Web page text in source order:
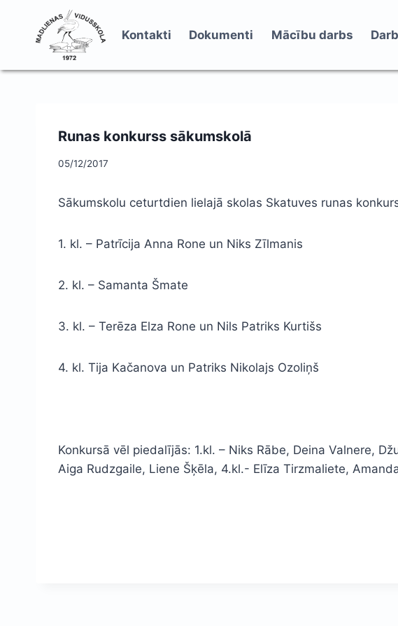
content
Kontakti Dokumenti Mācību darbs
Runas konkurss sākumskolā
05/12/2017
Sākumskolu ceturtdien lielajā skolas Skatuves runas
1. kl. – Patrīcija Anna Rone un Niks Zīlmanis
2. kl. – Samanta Šmate
3. kl. – Terēza Elza Rone un Nils Patriks Kurtišs
4. kl. Tija Kačanova un Patriks Nikolajs Ozoliņš
Konkursā vēl piedalījās: 1.kl. – Niks Rābe, Deina Valnere,
Aiga Rudzgaile, Liene Šķēla, 4.kl.- Elīza Tirzmaliete,